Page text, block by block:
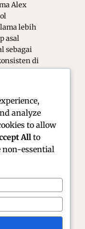
Alex
lebih
asal
sebagai
di
kondisi
Racer &
analyze
to allow
All to
non-essential